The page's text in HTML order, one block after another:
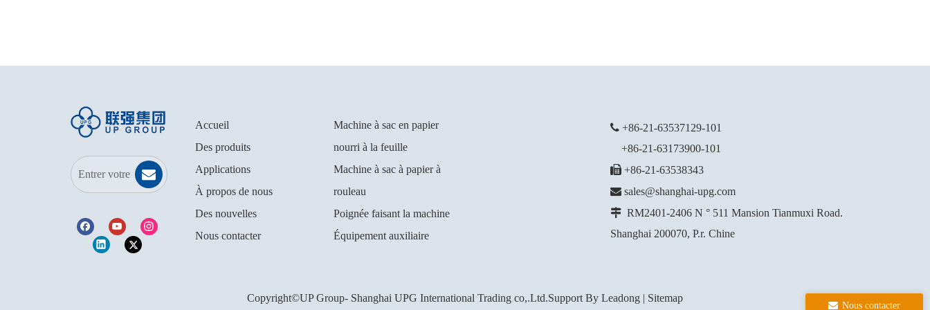
Accueil
Des produits
Applications
À propos de nous
Des nouvelles
Nous contacter
Machine à sac en papier
nourri à la feuille
Machine à sac à papier à
rouleau
Poignée faisant la machine
Équipement auxiliaire
Nous contacter
 +86-21-63537129-101
+86-21-63173900-101
 +86-21-63538343
 sales@shanghai-upg.com
 RM2401-2406 N ° 511 Mansion Tianmuxi Road.
Shanghai 200070, P.r. Chine
Copyright©UP Group- Shanghai UPG International Trading co,.Ltd.Support By Leadong | Sitemap